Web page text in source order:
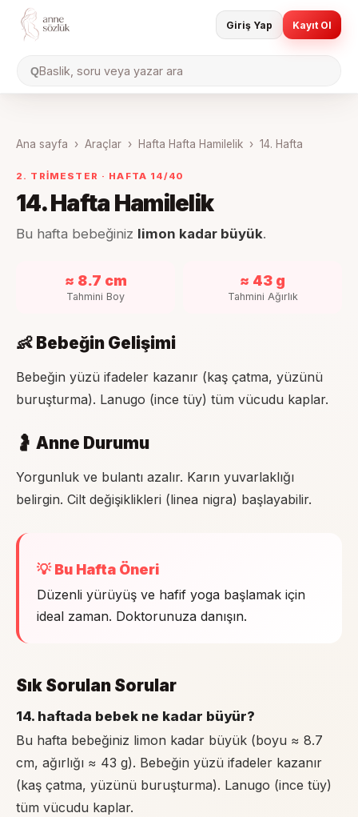
QBaslik, soru veya yazar ara
Giriş Yap Kayıt Ol
Ana sayfa › Araçlar › Hafta Hafta Hamilelik › 14. Hafta
2. TRIMESTER · HAFTA 14/40
14. Hafta Hamilelik
Bu hafta bebeğiniz limon kadar büyük.
≈ 8.7 cm
Tahmini Boy
≈ 43 g
Tahmini Ağırlık
👶 Bebeğin Gelişimi
Bebeğin yüzü ifadeler kazanır (kaş çatma, yüzünü
buruşturma). Lanugo (ince tüy) tüm vücudu kaplar.
🤰 Anne Durumu
Yorgunluk ve bulantı azalır. Karın yuvarlaklığı
belirgin. Cilt değişiklikleri (linea nigra) başlayabilir.
💡 Bu Hafta Öneri
Düzenli yürüyüş ve hafif yoga başlamak için
ideal zaman. Doktorunuza danışın.
Sık Sorulan Sorular
14. haftada bebek ne kadar büyür?
Bu hafta bebeğiniz limon kadar büyük (boyu ≈ 8.7
cm, ağırlığı ≈ 43 g). Bebeğin yüzü ifadeler kazanır
(kaş çatma, yüzünü buruşturma). Lanugo (ince tüy)
tüm vücudu kaplar.